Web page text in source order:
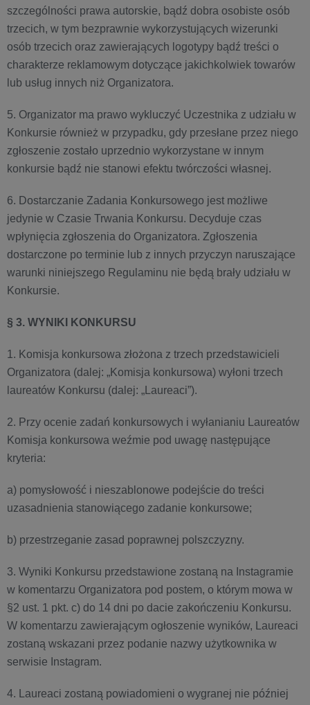
szczególności prawa autorskie, bądź dobra osobiste osób
trzecich, w tym bezprawnie wykorzystujących wizerunki
osób trzecich oraz zawierających logotypy bądź treści o
charakterze reklamowym dotyczące jakichkolwiek towarów
lub usług innych niż Organizatora.
5. Organizator ma prawo wykluczyć Uczestnika z udziału w
Konkursie również w przypadku, gdy przesłane przez niego
zgłoszenie zostało uprzednio wykorzystane w innym
konkursie bądź nie stanowi efektu twórczości własnej.
6. Dostarczanie Zadania Konkursowego jest możliwe
jedynie w Czasie Trwania Konkursu. Decyduje czas
wpłynięcia zgłoszenia do Organizatora. Zgłoszenia
dostarczone po terminie lub z innych przyczyn naruszające
warunki niniejszego Regulaminu nie będą brały udziału w
Konkursie.
§ 3. WYNIKI KONKURSU
1. Komisja konkursowa złożona z trzech przedstawicieli
Organizatora (dalej: „Komisja konkursowa) wyłoni trzech
laureatów Konkursu (dalej: „Laureaci”).
2. Przy ocenie zadań konkursowych i wyłanianiu Laureatów
Komisja konkursowa weźmie pod uwagę następujące
kryteria:
a) pomysłowość i nieszablonowe podejście do treści
uzasadnienia stanowiącego zadanie konkursowe;
b) przestrzeganie zasad poprawnej polszczyzny.
3. Wyniki Konkursu przedstawione zostaną na Instagramie
w komentarzu Organizatora pod postem, o którym mowa w
§2 ust. 1 pkt. c) do 14 dni po dacie zakończeniu Konkursu.
W komentarzu zawierającym ogłoszenie wyników, Laureaci
zostaną wskazani przez podanie nazwy użytkownika w
serwisie Instagram.
4. Laureaci zostaną powiadomieni o wygranej nie później